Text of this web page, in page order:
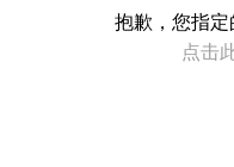
抱歉，您指
点击